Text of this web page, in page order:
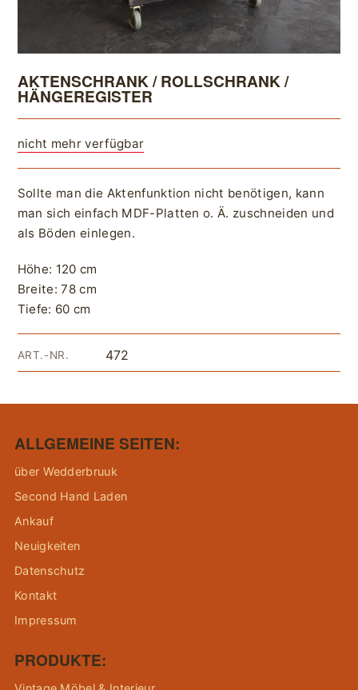
AKTENSCHRANK / ROLLSCHRANK /
HÄNGEREGISTER
nicht mehr verfügbar
Sollte man die Aktenfunktion nicht benötigen, kann
man sich einfach MDF-Platten o. Ä. zuschneiden und
als Böden einlegen.
Höhe: 120 cm
Breite: 78 cm
Tiefe: 60 cm
ART.-NR. 472
ALLGEMEINE SEITEN:
über Wedderbruuk
Second Hand Laden
Ankauf
Neuigkeiten
Datenschutz
Kontakt
Impressum
PRODUKTE: